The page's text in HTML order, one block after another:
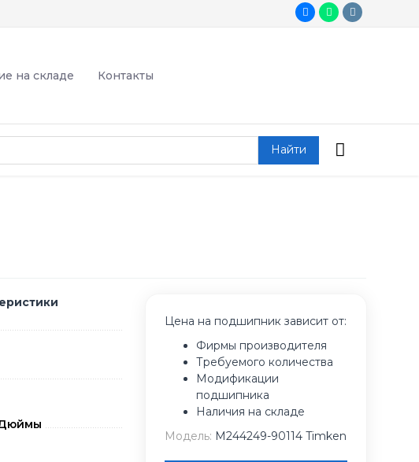
на складе Контакты
Найти
Цена на подшипник зависит от:
Фирмы производителя
Требуемого количества
Модификации
подшипника
Наличия на складе
Модель: M244249-90114 Timken